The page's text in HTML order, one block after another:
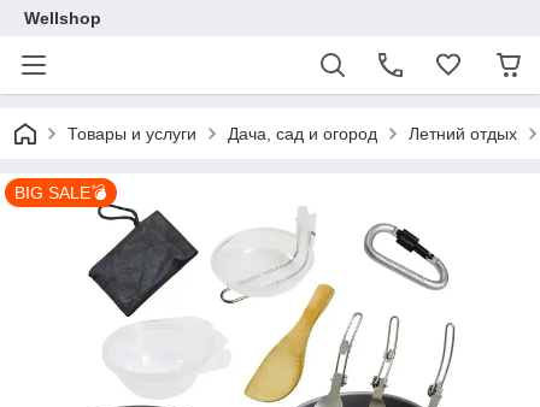
Wellshop
Товары и услуги Дача, сад и огород Летний отдых
BIG SALE💣